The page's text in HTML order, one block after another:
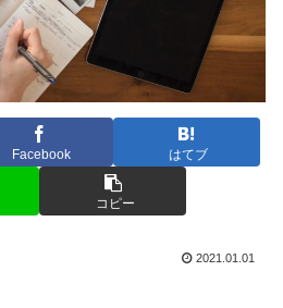
Facebook はてブ
コピー
2021.01.01